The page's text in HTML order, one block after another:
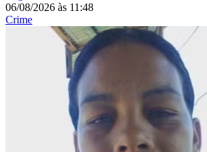
06/08/2026 às 11:48
Crime